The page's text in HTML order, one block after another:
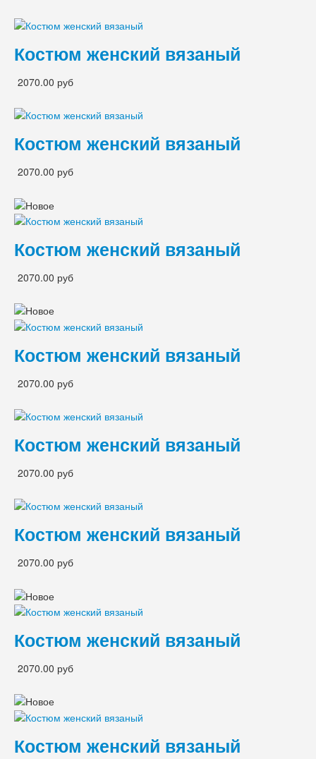
Костюм женский вязаный
2070.00 руб
Костюм женский вязаный
2070.00 руб
Костюм женский вязаный
2070.00 руб
Костюм женский вязаный
2070.00 руб
Костюм женский вязаный
2070.00 руб
Костюм женский вязаный
2070.00 руб
Костюм женский вязаный
2070.00 руб
Костюм женский вязаный